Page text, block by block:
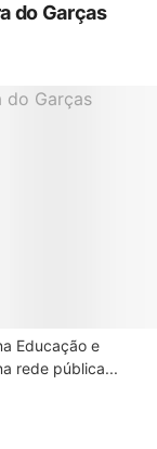
do Garças
Educação e
rede pública...